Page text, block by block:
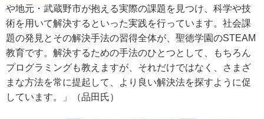
や地元・武蔵野市が抱える実際の課題を見つけ、科学や技
術を用いて解決するといった実践を行っています。社会課
題の発見とその解決手法の習得全体が、聖徳学園のSTEAM
教育です。解決するための手法のひとつとして、もちろん
プログラミングも教えますが、それだけではなく、さまざ
まな方法を常に提起して、より良い解決法を探すように促
しています。」（品田氏）